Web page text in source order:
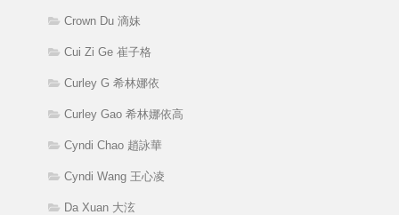
Crown Du 滴妹
Cui Zi Ge 崔子格
Curley G 希林娜依
Curley Gao 希林娜依高
Cyndi Chao 趙詠華
Cyndi Wang 王心凌
Da Xuan 大泫